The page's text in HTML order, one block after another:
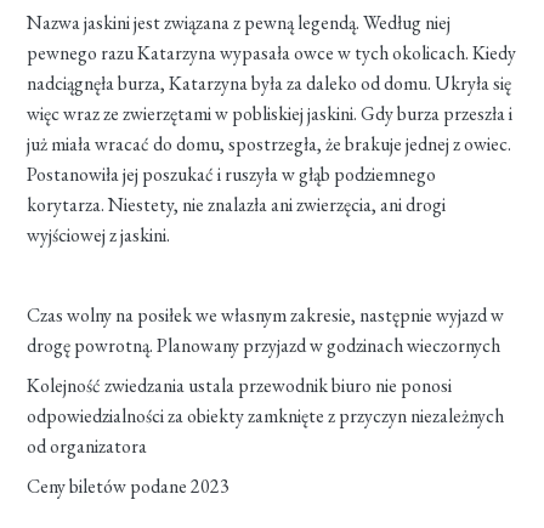
Nazwa jaskini jest związana z pewną legendą. Według niej
pewnego razu Katarzyna wypasała owce w tych okolicach. Kiedy
nadciągnęła burza, Katarzyna była za daleko od domu. Ukryła się
więc wraz ze zwierzętami w pobliskiej jaskini. Gdy burza przeszła i
już miała wracać do domu, spostrzegła, że brakuje jednej z owiec.
Postanowiła jej poszukać i ruszyła w głąb podziemnego
korytarza. Niestety, nie znalazła ani zwierzęcia, ani drogi
wyjściowej z jaskini.
Czas wolny na posiłek we własnym zakresie, następnie wyjazd w
drogę powrotną. Planowany przyjazd w godzinach wieczornych
Kolejność zwiedzania ustala przewodnik biuro nie ponosi
odpowiedzialności za obiekty zamknięte z przyczyn niezależnych
od organizatora
Ceny biletów podane 2023